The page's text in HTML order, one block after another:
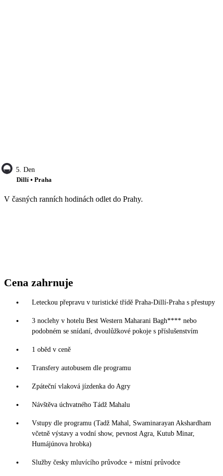
5. Den
Dillí • Praha
V časných ranních hodinách odlet do Prahy.
Cena zahrnuje
Leteckou přepravu v turistické třídě Praha-Dillí-Praha s přestupy
3 noclehy v hotelu Best Western Maharani Bagh**** nebo
podobném se snídaní, dvoulůžkové pokoje s příslušenstvím
1 oběd v ceně
Transfery autobusem dle programu
Zpáteční vlaková jízdenka do Agry
Návštěva úchvatného Tádž Mahalu
Vstupy dle programu (Tadž Mahal, Swaminarayan Akshardham
včetně výstavy a vodní show, pevnost Agra, Kutub Minar,
Humájúnova hrobka)
Služby česky mluvícího průvodce + místní průvodce